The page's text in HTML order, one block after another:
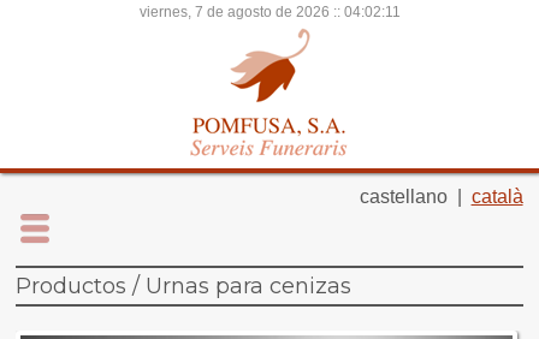
viernes, 7 de agosto de 2026 :: 04:02:11
castellano | català
Productos / Urnas para cenizas